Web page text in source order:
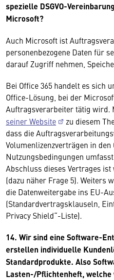
spezielle DSGVO-
Microsoft?
Auch Microsoft ist
personenbezogene Daten für
darauf Zugriff nehmen,
Bei Office 365 handelt es sich
Office-Lösung, bei der
Auftragsverarbeiter tätig wird.
seiner Website
zu diesem
dass die
Volumenlizenzverträgen in
Nutzungsbedingungen
Abschluss dieses Vertrages
(dazu näher Frage 5). Weiters
die Datenweitergabe ins EU-
(Standardvertragsklauseln,
Privacy Shield“-Liste).
14. Wir sind eine Software-
erstellen individuelle
Standardprodukte. Also
Lasten-/Pflichtenheft, welche